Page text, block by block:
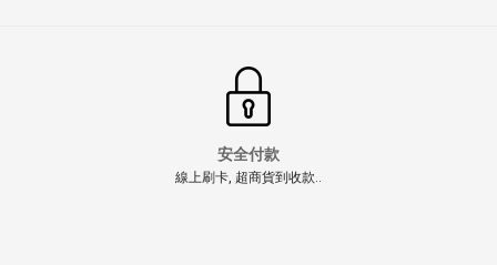
安全付款
線上刷卡, 超商貨到收款..